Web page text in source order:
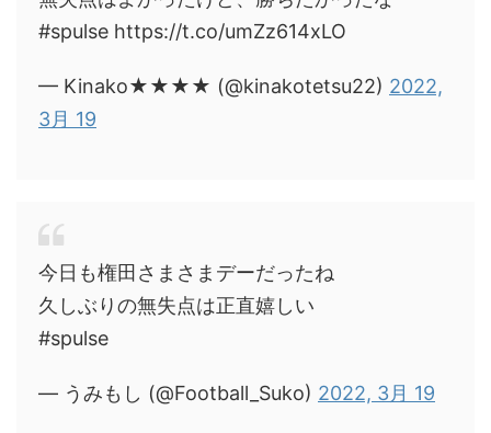
#spulse https://t.co/umZz614xLO
— Kinako★★★★ (@kinakotetsu22) 2022,
3月 19
今日も権田さまさまデーだったね
久しぶりの無失点は正直嬉しい
#spulse
— うみもし (@Football_Suko) 2022, 3月 19